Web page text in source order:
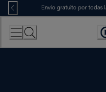
Skip
to
Content
Envío gratuito por todas